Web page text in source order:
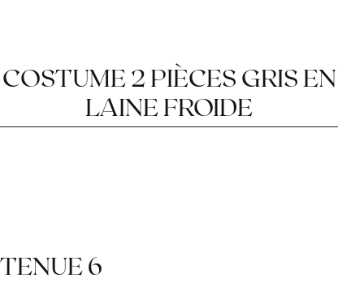
COSTUME 2 PIÈCES GRIS EN
LAINE FROIDE
TENUE 6